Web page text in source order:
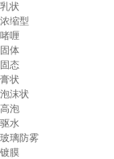
乳状
浓缩型
啫喱
固体
固态
膏状
泡沫状
高泡
驱水
玻璃防雾
镀膜